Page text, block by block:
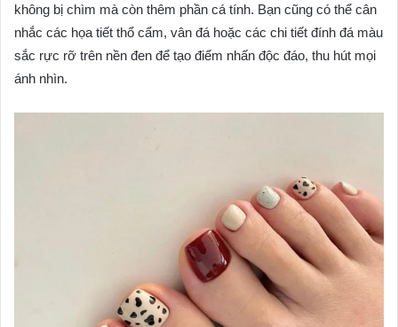
không bị chìm mà còn thêm phần cá tính. Bạn cũng có thể cân
nhắc các họa tiết thổ cẩm, vân đá hoặc các chi tiết đính đá màu
sắc rực rỡ trên nền đen để tạo điểm nhấn độc đáo, thu hút mọi
ánh nhìn.